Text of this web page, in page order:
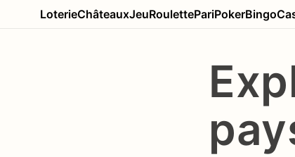
LoterieChâteauxJeuRoulettePariPokerBingo